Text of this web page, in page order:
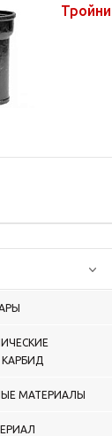
МАТЕРИАЛЫ